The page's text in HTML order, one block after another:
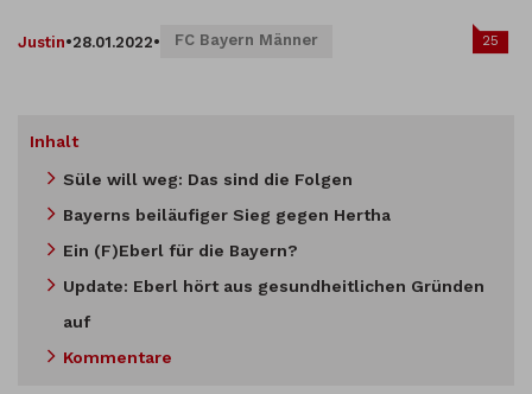
Justin•28.01.2022• FC Bayern Männer 25
Inhalt
Süle will weg: Das sind die Folgen
Bayerns beiläufiger Sieg gegen Hertha
Ein (F)Eberl für die Bayern?
Update: Eberl hört aus gesundheitlichen Gründen
auf
Kommentare